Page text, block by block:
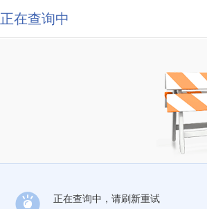
正在查询中
正在查询中，请刷新重试